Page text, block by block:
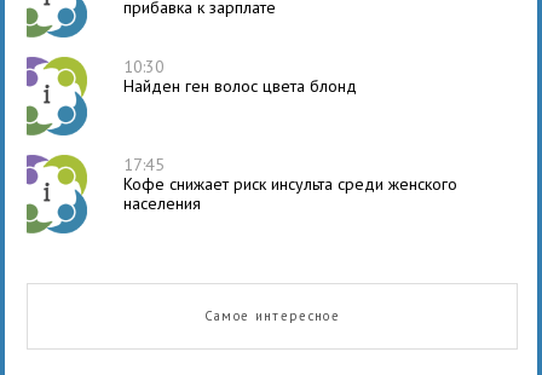
прибавка к зарплате
10:30
Найден ген волос цвета блонд
17:45
Кофе снижает риск инсульта среди женского
населения
Самое интересное